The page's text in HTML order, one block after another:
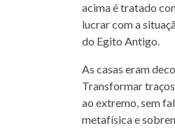
acima é tratado
lucrar com a
do Egito Antigo.
As casas eram
Transformar
ao extremo, sem
metafísica e